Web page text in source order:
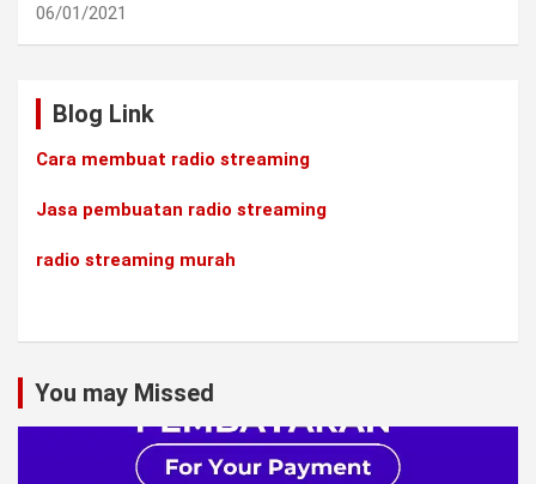
06/01/2021
Blog Link
Cara membuat radio streaming
Jasa pembuatan radio streaming
radio streaming murah
You may Missed